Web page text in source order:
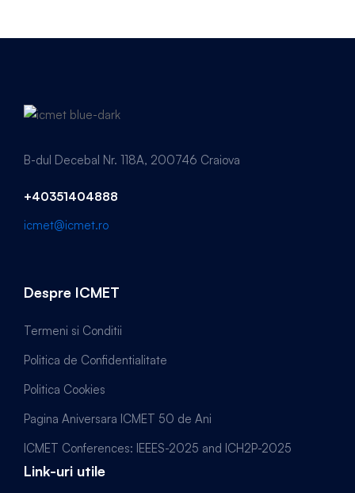
B-dul Decebal Nr. 118A, 200746 Craiova
+40351404888
icmet@icmet.ro
Despre ICMET
Termeni si Conditii
Politica de Confidentialitate
Politica Cookies
Pagina Aniversara ICMET 50 de Ani
ICMET Conferences: IEEES-2025 and ICH2P-2025
Link-uri utile